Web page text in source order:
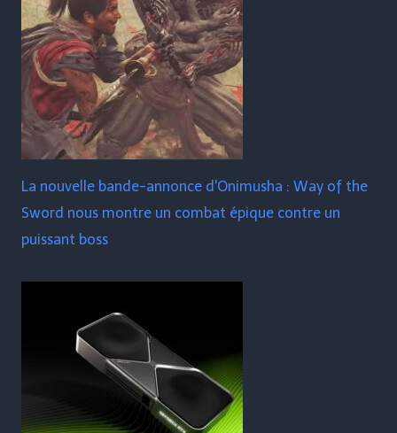
La nouvelle bande-annonce d'Onimusha : Way of the
Sword nous montre un combat épique contre un
puissant boss